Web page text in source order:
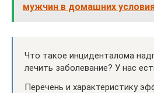
мужчин в домашних
Что такое инциденталома
лечить заболевание? У нас
Перечень и характеристику